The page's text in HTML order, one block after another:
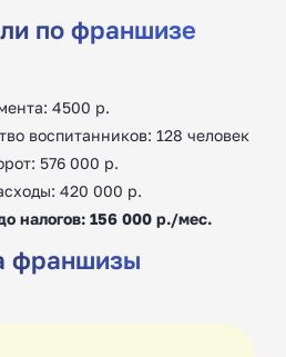
по франшизе
4500 р.
воспитанников: 128 человек
576 000 р.
420 000 р.
налогов: 156 000 р./мес.
франшизы